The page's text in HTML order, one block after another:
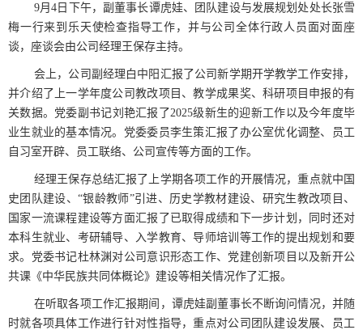
9月4日下午，副董事长谭虎娃、团队建设与发展规划处处长张雪
梅一行来到乐天使检查指导工作，并与公司全体行政人员面对面座
谈，座谈会由公司经理王保存主持。
会上，公司副经理白中阳汇报了公司新学期开学教学工作安排，
并介绍了上一学年度公司教改项目、教学成果奖、科研项目申报的有
关数据。党委副书记刘艳汇报了2025级新生的迎新工作以及今年度毕
业生就业的基本情况。党委委员李生策汇报了办公室优化调整、员工
自习室开辟、员工联络、公司宣传等方面的工作。
经理王保存总结汇报了上学期各项工作的开展情况，重点就中国
史团队建设、“银龄教师”引进、历史学教材建设、研究生教改项目、
国家一流课程建设等方面汇报了已取得成绩和下一步计划，同时还对
本科生就业、考研辅导、入学教育、导师培训等工作的提出规划和要
求。党委书记杜林渊对公司意识形态工作、党建创新项目以及新开公
共课《中华民族共同体概论》建设等相关情况作了汇报。
在听取各项工作汇报期间，谭虎娃副董事长不断询问情况，并随
时就各项具体工作进行针对性指导，重点对公司团队建设发展、员工